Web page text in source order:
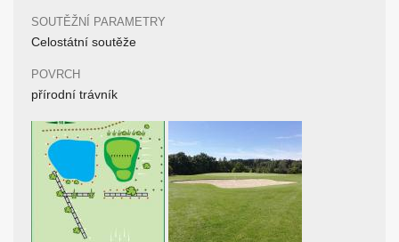
SOUTĚŽNÍ PARAMETRY
Celostátní soutěže
POVRCH
přírodní trávník